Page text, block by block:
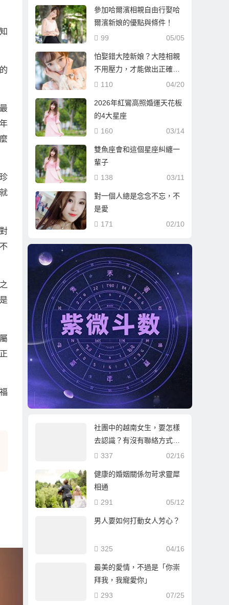
參加哈爾濱相親自由行娶哈
爾濱新娘的優點與條件！
05/05
99
怕娶錯大陸新娘？大陸相親
不用壓力，才能做出正確選
擇！
04/20
110
2026年紅鸞高照婚運天花板
的4大星座
03/14
160
雙魚座會和這個星座糾纏一
輩子
03/11
138
對一個人總是念念不忘，不
是愛
02/10
171
社團中的越南女生，要怎樣
去認識？有沒有聯絡方式可
以給？為什麼留言都不太有
02/16
337
健康的婚姻關係勿苛求靈犀
相通
05/12
291
男人要如何打動女人芳心？
04/16
325
最美的愛情，不過是「你崇
拜我，我寵愛你」
07/25
293